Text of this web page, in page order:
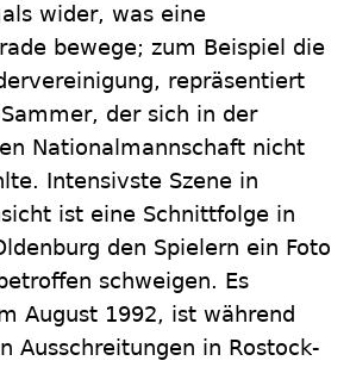
wider, was eine
bewege; zum Beispiel die
repräsentiert
der sich in der
Nationalmannschaft nicht
Intensivste Szene in
ist eine Schnittfolge in
den Spielern ein Foto
schweigen. Es
August 1992, ist während
Ausschreitungen in Rostock-